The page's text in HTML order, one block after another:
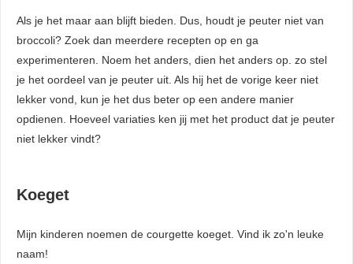
Als je het maar aan blijft bieden. Dus, houdt je peuter niet van
broccoli? Zoek dan meerdere recepten op en ga
experimenteren. Noem het anders, dien het anders op. zo stel
je het oordeel van je peuter uit. Als hij het de vorige keer niet
lekker vond, kun je het dus beter op een andere manier
opdienen. Hoeveel variaties ken jij met het product dat je peuter
niet lekker vindt?
Koeget
Mijn kinderen noemen de courgette koeget. Vind ik zo'n leuke
naam!